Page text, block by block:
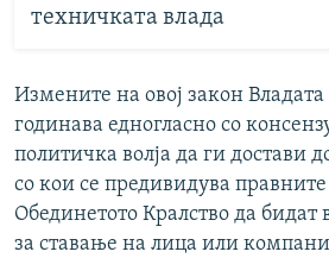
техничката влада
Измените на овој закон Владата
годинава едногласно со
политичка волја да ги достави
со кои се предивидува
Обединетото Кралство да бидат
за ставање на лица или